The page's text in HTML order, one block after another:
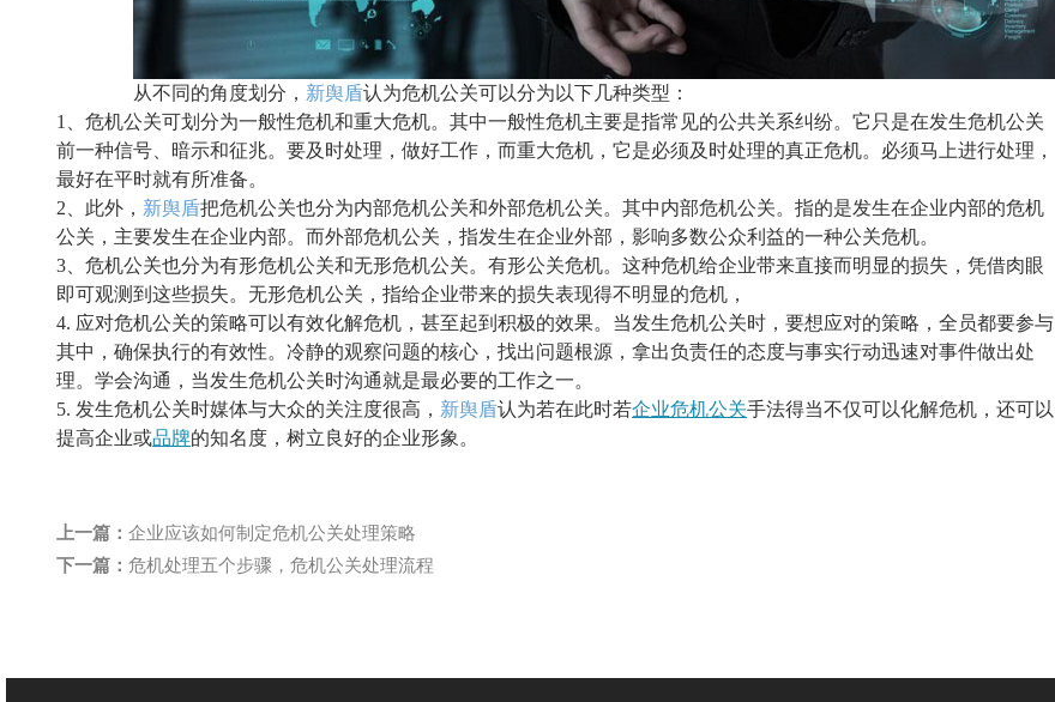
从不同的角度划分， 新舆盾认为危机公关可以分为 以下几种类型：
1、 危机公关可划分为一般性危机和重大危机。 其中一般性危机主要是指常见的公共关系纠纷。它只是在发生危机公关
前一种信号、暗示和征兆。 要及时处理，做好工作， 而重大危机， 它是必须及时处理的真正危机。必须马上进行处理，
最好在平时就有所准备。
2、 此外， 新舆盾把危机公关也分为内部危机公关和外部危机公关。其中内部危机公关。 指的是发生在企业内部的危机
公关，主要发生在企业内部。而外部危机公关， 指发生在企业外部，影响多数公众利益的一种公关危机。
3、 危机公关也分为有形危机公关和无形危机公关。有形公关危机。这种危机给企业带来直接而明显的损失，凭借肉眼
即可观测到这些损失。 无形危机公关，指给企业带来的损失表现得不明显的危机，
4. 应对危机公关的策略可以有效化解危机，甚至起到积极的效果。 当发生危机公关时，要想应对的策略， 全员都要参与
其中，确保执行的有效性。冷静的观察问题的核心，找出问题根源，拿出负责任的态度与事实行动迅速对事件做出处
理。 学会沟通 ，当发生危机公关时沟通就是最必要的工作之一。
5. 发生危机公关时媒体与大众的关注度很高， 新舆盾认为若在此时若企业危机公关手法得当不仅可以化解危机，还可以
提高企业或品牌的知名度，树立良好的企业形象。
上一篇： 企业应该如何制定危机公关处理策略
下一篇： 危机处理五个步骤，危机公关处理流程